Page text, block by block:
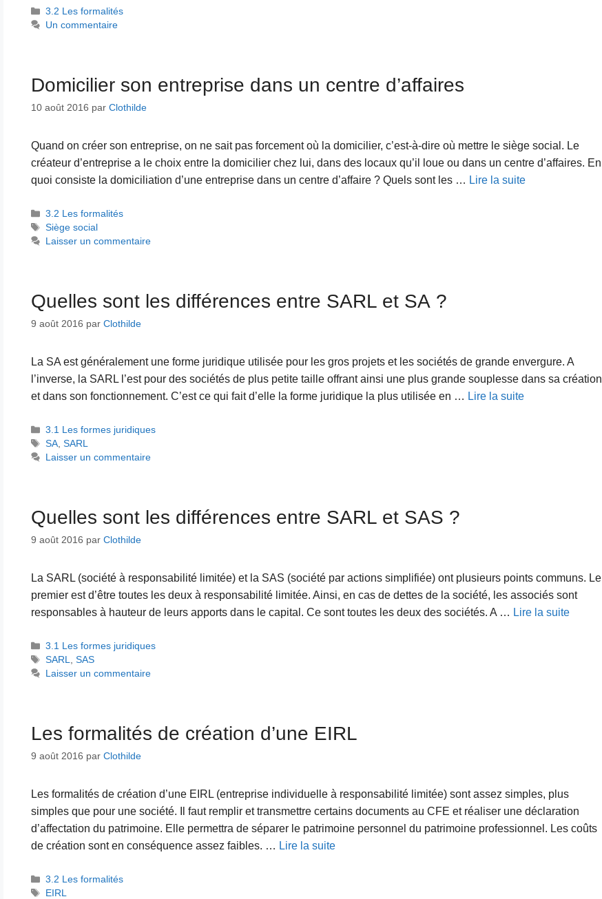
Catégories
3.2 Les formalités
Un commentaire
Domicilier son entreprise dans un centre d’affaires
10 août 2016 par Clothilde
Quand on créer son entreprise, on ne sait pas forcement où la domicilier, c’est-à-dire où mettre le siège social. Le
créateur d’entreprise a le choix entre la domicilier chez lui, dans des locaux qu’il loue ou dans un centre d’affaires. En
quoi consiste la domiciliation d’une entreprise dans un centre d’affaire ? Quels sont les … Lire la suite
Catégories
3.2 Les formalités
Étiquettes
Siège social
Laisser un commentaire
Quelles sont les différences entre SARL et SA ?
9 août 2016 par Clothilde
La SA est généralement une forme juridique utilisée pour les gros projets et les sociétés de grande envergure. A
l’inverse, la SARL l’est pour des sociétés de plus petite taille offrant ainsi une plus grande souplesse dans sa création
et dans son fonctionnement. C’est ce qui fait d’elle la forme juridique la plus utilisée en … Lire la suite
Catégories
3.1 Les formes juridiques
Étiquettes
SA ,SARL
Laisser un commentaire
Quelles sont les différences entre SARL et SAS ?
9 août 2016 par Clothilde
La SARL (société à responsabilité limitée) et la SAS (société par actions simplifiée) ont plusieurs points communs. Le
premier est d’être toutes les deux à responsabilité limitée. Ainsi, en cas de dettes de la société, les associés sont
responsables à hauteur de leurs apports dans le capital. Ce sont toutes les deux des sociétés. A … Lire la suite
Catégories
3.1 Les formes juridiques
Étiquettes
SARL ,SAS
Laisser un commentaire
Les formalités de création d’une EIRL
9 août 2016 par Clothilde
Les formalités de création d’une EIRL (entreprise individuelle à responsabilité limitée) sont assez simples, plus
simples que pour une société. Il faut remplir et transmettre certains documents au CFE et réaliser une déclaration
d’affectation du patrimoine. Elle permettra de séparer le patrimoine personnel du patrimoine professionnel. Les coûts
de création sont en conséquence assez faibles. … Lire la suite
Catégories
3.2 Les formalités
Étiquettes
EIRL